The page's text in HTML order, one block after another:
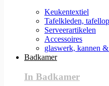
Keukentextiel
Tafelkleden,
Serveerartikelen
Accessoires
glaswerk, kannen
Badkamer
In Badkamer